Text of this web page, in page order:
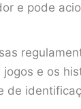
e pode
e os